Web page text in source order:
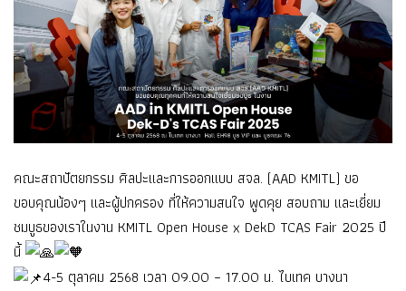
คณะสถาปัตยกรรม ศิลปะและการออกแบบ สจล. (AAD KMITL) ขอ
ขอบคุณน้องๆ และผู้ปกครอง ที่ให้ความสนใจ พูดคุย สอบถาม และเยี่ยม
ชมบูธของเราในงาน KMITL Open House x DekD TCAS Fair 2025 ปี
นี้
4-5 ตุลาคม 2568 เวลา 09.00 – 17.00 น. ไบเทค บางนา